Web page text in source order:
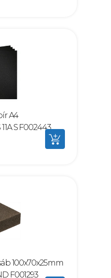
A4
S F002443
100x70x25mm
F001293